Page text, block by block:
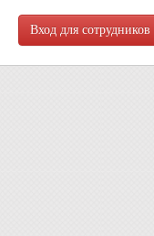
Вход для сотрудников